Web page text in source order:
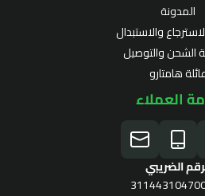
المدونة
والاستبدال
الشحن والتوصيل
عائلة هامتارو
العملاء
الضريبي